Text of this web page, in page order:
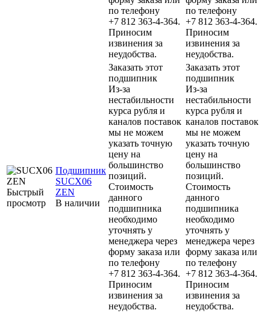
по телефону
+7 812 363-4-364.
Приносим
извинения за
неудобства.
по телефону
+7 812 363-4-364.
Приносим
извинения за
неудобства.
Быстрый
просмотр
Подшипник
SUCX06
ZEN
В наличии
Заказать этот
подшипник
Из-за
нестабильности
курса рубля и
каналов поставок
мы не можем
указать точную
цену на
большинство
позиций.
Стоимость
данного
подшипника
необходимо
уточнять у
менеджера через
форму заказа или
по телефону
+7 812 363-4-364.
Приносим
извинения за
неудобства.
Заказать этот
подшипник
Из-за
нестабильности
курса рубля и
каналов поставок
мы не можем
указать точную
цену на
большинство
позиций.
Стоимость
данного
подшипника
необходимо
уточнять у
менеджера через
форму заказа или
по телефону
+7 812 363-4-364.
Приносим
извинения за
неудобства.